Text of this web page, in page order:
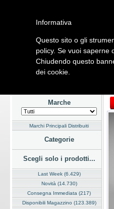
Home Listino Marchi
Hardware Software
Marche
Marchi Principali Distribuiti
Categorie
Scegli solo i prodotti...
Last Week (6.429)
Novità (14.730)
Consegna Immediata (217)
Disponibili Magazzino (123.389)
Informativa
Questo sito o gli
policy. Se vuoi saperne
Chiudendo questo
dei cookie.